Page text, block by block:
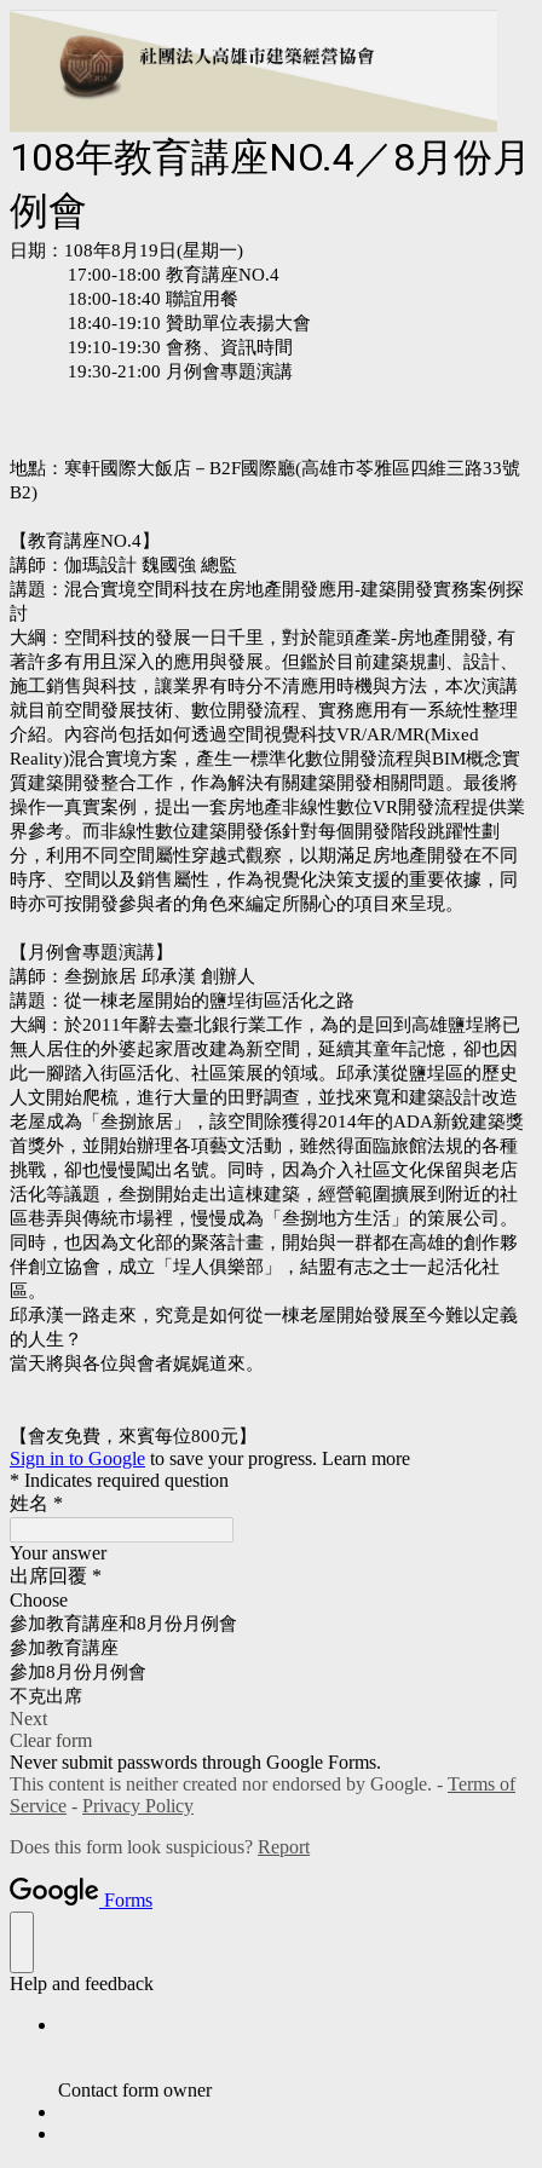
108年教育講座NO.4／8月份月
例會
日期：108年8月19日(星期一)
17:00-18:00 教育講座NO.4
18:00-18:40 聯誼用餐
18:40-19:10 贊助單位表揚大會
19:10-19:30 會務、資訊時間
19:30-21:00 月例會專題演講
地點：寒軒國際大飯店－B2F國際廳(高雄市苓雅區四維三路33號
B2)
【教育講座NO.4】
講師：伽瑪設計 魏國強 總監
講題：混合實境空間科技在房地產開發應用-建築開發實務案例探
討
大綱：空間科技的發展一日千里，對於龍頭產業-房地產開發, 有
著許多有用且深入的應用與發展。但鑑於目前建築規劃、設計、
施工銷售與科技，讓業界有時分不清應用時機與方法，本次演講
就目前空間發展技術、數位開發流程、實務應用有一系統性整理
介紹。內容尚包括如何透過空間視覺科技VR/AR/MR(Mixed
Reality)混合實境方案，產生一標準化數位開發流程與BIM概念實
質建築開發整合工作，作為解決有關建築開發相關問題。最後將
操作一真實案例，提出一套房地產非線性數位VR開發流程提供業
界參考。而非線性數位建築開發係針對每個開發階段跳躍性劃
分，利用不同空間屬性穿越式觀察，以期滿足房地產開發在不同
時序、空間以及銷售屬性，作為視覺化決策支援的重要依據，同
時亦可按開發參與者的⻆色來編定所關心的項目來呈現。
【月例會專題演講】
講師：叁捌旅居 邱承漢 創辦人
講題：從一棟老屋開始的鹽埕街區活化之路
大綱：於2011年辭去臺北銀行業工作，為的是回到高雄鹽埕將已
無人居住的外婆起家厝改建為新空間，延續其童年記憶，卻也因
此一腳踏入街區活化、社區策展的領域。邱承漢從鹽埕區的歷史
人文開始爬梳，進行大量的田野調查，並找來寬和建築設計改造
老屋成為「叁捌旅居」，該空間除獲得2014年的ADA新銳建築獎
首獎外，並開始辦理各項藝文活動，雖然得面臨旅館法規的各種
挑戰，卻也慢慢闖出名號。同時，因為介入社區文化保留與老店
活化等議題，叁捌開始走出這棟建築，經營範圍擴展到附近的社
區巷弄與傳統市場裡，慢慢成為「叁捌地方生活」的策展公司。
同時，也因為文化部的聚落計畫，開始與一群都在高雄的創作夥
伴創立協會，成立「埕人俱樂部」，結盟有志之士一起活化社
區。
邱承漢一路走來，究竟是如何從一棟老屋開始發展至今難以定義
的人生？
當天將與各位與會者娓娓道來。
【會友免費，來賓每位800元】
Sign in to Google to save your progress. Learn more
* Indicates required question
姓名 *
Your answer
出席回覆 *
Choose
參加教育講座和8月份月例會
參加教育講座
參加8月份月例會
不克出席
Next
Clear form
Never submit passwords through Google Forms.
This content is neither created nor endorsed by Google. - Terms of
Service - Privacy Policy
Does this form look suspicious? Report
Forms
Help and feedback
Contact form owner